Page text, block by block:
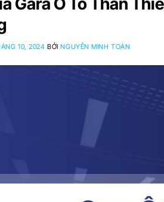
10, 2024 BỞINGUYỄN MINH TOÀN